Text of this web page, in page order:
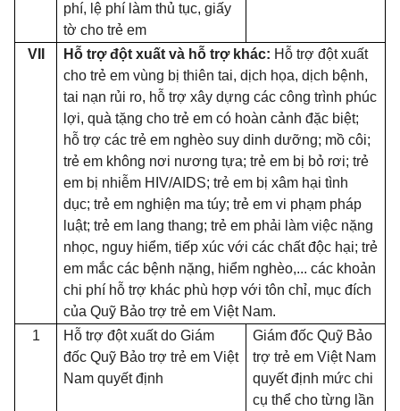
phí, lệ phí làm thủ tục, giấy
tờ cho trẻ em
VII Hỗ trợ đột xuất và hỗ trợ khác: Hỗ trợ đột xuất
cho trẻ em vùng bị thiên tai, dịch họa, dịch bệnh,
tai nạn rủi ro, hỗ trợ xây dựng các công trình phúc
lợi, quà tặng cho trẻ em có hoàn cảnh đặc biệt;
hỗ trợ các trẻ em nghèo suy dinh dưỡng; mồ côi;
trẻ em không nơi nương tựa; trẻ em bị bỏ rơi; trẻ
em bị nhiễm HIV/AIDS; trẻ em bị xâm hại tình
dục; trẻ em nghiện ma túy; trẻ em vi phạm pháp
luật; trẻ em lang thang; trẻ em phải làm việc nặng
nhọc, nguy hiểm, tiếp xúc với các chất độc hại; trẻ
em mắc các bệnh nặng, hiểm nghèo,... các khoản
chi phí hỗ trợ khác phù hợp với tôn chỉ, mục đích
của Quỹ Bảo trợ trẻ em Việt Nam.
1
Hỗ trợ đột xuất do Giám
đốc Quỹ Bảo trợ trẻ em Việt
Nam quyết định
Giám đốc Quỹ Bảo
trợ trẻ em Việt Nam
quyết định mức chi
cụ thể cho từng lần